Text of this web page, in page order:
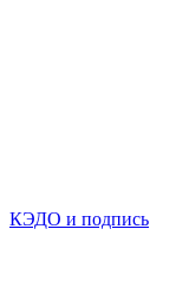
КЭДО и подпись